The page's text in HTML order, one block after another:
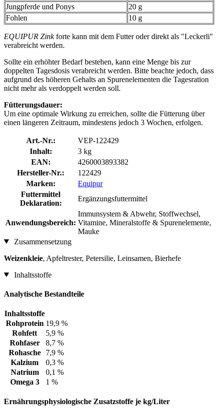
Jungpferde und Ponys
20 g
Fohlen
10 g
EQUIPUR Zinkforte kann mit dem Futter oder direkt als "Leckerli"
verabreicht werden.
Sollte ein erhöhter Bedarf bestehen, kann eine Menge bis zur
doppelten Tagesdosis verabreicht werden. Bitte beachte jedoch, dass
aufgrund des höheren Gehalts an Spurenelementen die Tagesration
nicht mehr als verdoppelt werden soll.
Fütterungsdauer:
Um eine optimale Wirkung zu erreichen, sollte die Fütterung über
einen längeren Zeitraum, mindestens jedoch 3 Wochen, erfolgen.
Art.-Nr.:
VEP-122429
Inhalt:
3 kg
EAN:
4260003893382
Hersteller-Nr.:
122429
Marken:
Equipur
Futtermittel
Deklaration:
Ergänzungsfuttermittel
Anwendungsbereich:
Immunsystem & Abwehr, Stoffwechsel,
Vitamine, Mineralstoffe & Spurenelemente,
Mauke
Zusammensetzung
Weizenkleie, Apfeltrester, Petersilie, Leinsamen, Bierhefe
Inhaltsstoffe
Analytische Bestandteile
Inhaltsstoffe
Rohprotein 19,9 %
Rohfett
5,9 %
Rohfaser
8,7 %
Rohasche
7,9 %
Kalzium
0,3 %
Natrium
0,1 %
Omega 3
1 %
Ernährungsphysiologische Zusatzstoffe je kg/Liter